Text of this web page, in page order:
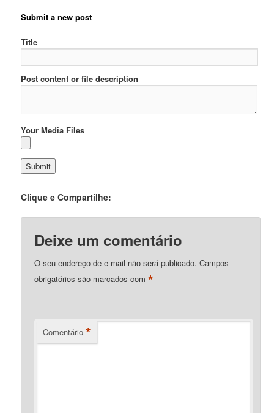
Submit a new post
Title
Post content or file description
Your Media Files
Clique e Compartilhe:
Deixe um comentário
O seu endereço de e-mail não será publicado. Campos
obrigatórios são marcados com*
Comentário *